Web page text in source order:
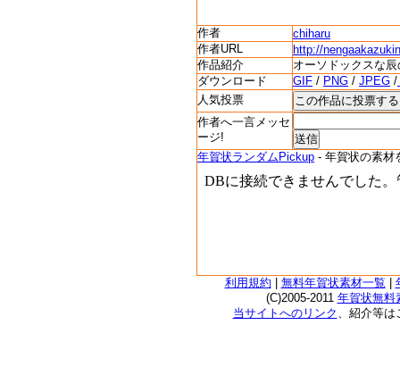
作者
chiharu
作者URL
http://
作品紹介
オーソドックスな
ダウンロード
GIF / PNG / JPEG /
人気投票
作者へ一言メッセ
ージ!
年賀状ランダムPickup - 年賀状の素材
利用規約 無料年賀状素材一覧
(C)2005-2011 年賀状無料
当サイトへのリンク 、紹介等は